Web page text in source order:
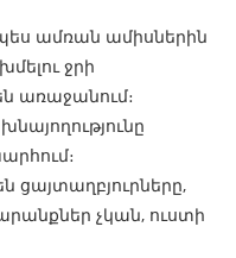
ամռան ամիսներին
ջրի
առաջանում։
ցայտաղբյուրները,
չկան, ուստի